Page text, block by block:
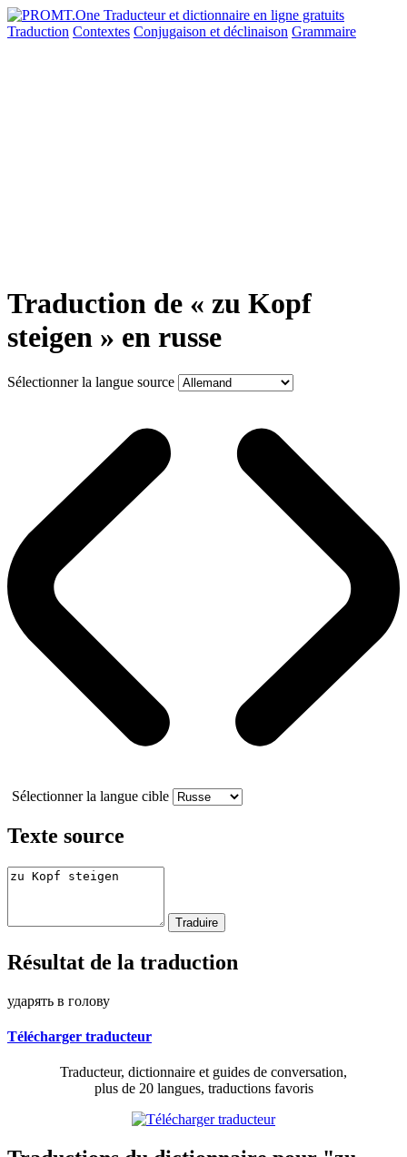
Traduction Contextes Conjugaison et déclinaison Grammaire
Traduction de « zu Kopf
steigen » en russe
Sélectionner la langue source
Sélectionner la langue cible
Texte source
Résultat de la traduction
ударять в голову
Télécharger traducteur
Traducteur, dictionnaire et guides de conversation,
plus de 20 langues, traductions favoris